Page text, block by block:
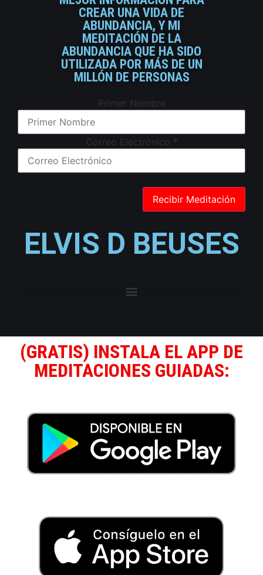
CREAR UNA VIDA DE
ABUNDANCIA, Y MI
MEDITACIÓN DE LA
ABUNDANCIA QUE HA SIDO
UTILIZADA POR MÁS DE UN
MILLÓN DE PERSONAS
Primer Nombre
Correo Electrónico *
ELVIS D BEUSES
(GRATIS) INSTALA EL APP DE
MEDITACIONES GUIADAS: